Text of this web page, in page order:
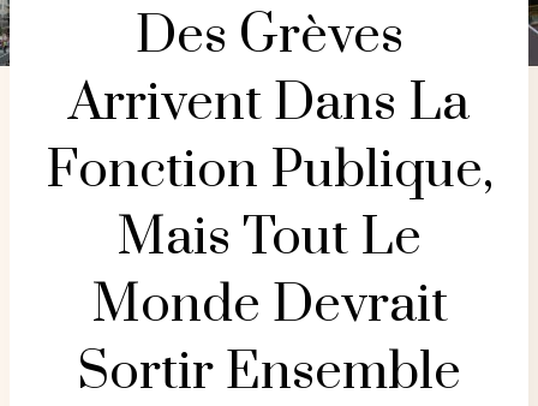
Des Grèves
Arrivent Dans La
Fonction Publique,
Mais Tout Le
Monde Devrait
Sortir Ensemble